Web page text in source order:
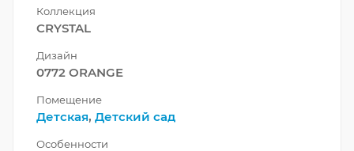
Коллекция
CRYSTAL
Дизайн
0772 ORANGE
Помещение
Детская, Детский сад
Особенности